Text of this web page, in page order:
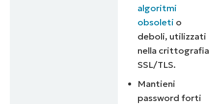
algoritmi
obsoleti o
deboli, utilizzati
nella crittografia
SSL/TLS.
Mantieni
password forti